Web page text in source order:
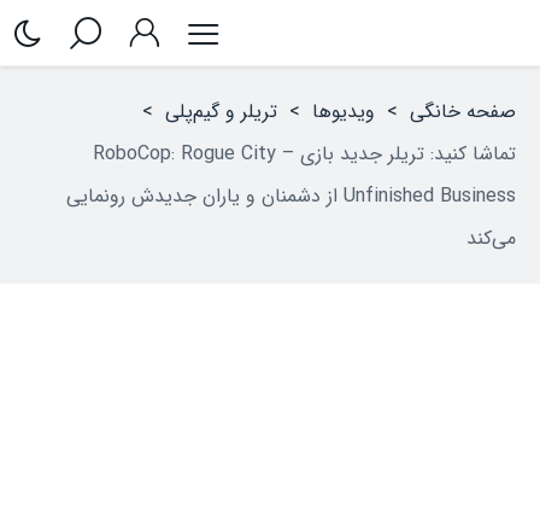
صفحه خانگی > ویدیوها > تریلر و گیم‌پلی >
تماشا کنید: تریلر جدید بازی RoboCop: Rogue City –
Unfinished Business از دشمنان و یاران جدیدش رونمایی
می‌کند